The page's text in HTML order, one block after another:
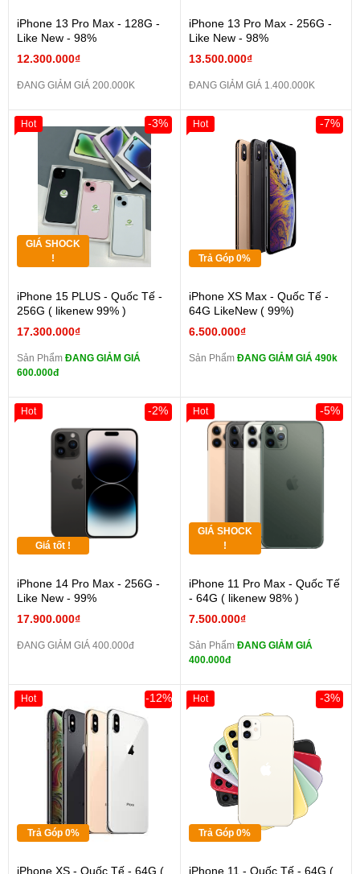
iPhone 13 Pro Max - 128G -
Like New - 98%
12.300.000₫
ĐANG GIẢM GIÁ 200.000K
iPhone 13 Pro Max - 256G -
Like New - 98%
13.500.000₫
ĐANG GIẢM GIÁ 1.400.000K
GIÁ SHOCK
!
iPhone 15 PLUS - Quốc Tế -
256G ( likenew 99% )
17.300.000₫
-3%
Sản Phẩm ĐANG GIẢM GIÁ
600.000đ
Hot
Trả Góp 0%
iPhone XS Max - Quốc Tế -
64G LikeNew ( 99%)
6.500.000₫
-7%
Sản Phẩm ĐANG GIẢM GIÁ 490k
Hot
Giá tốt !
iPhone 14 Pro Max - 256G -
Like New - 99%
17.900.000₫
-2%
ĐANG GIẢM GIÁ 400.000đ
Hot
GIÁ SHOCK
!
iPhone 11 Pro Max - Quốc Tế
- 64G ( likenew 98% )
7.500.000₫
-5%
Sản Phẩm ĐANG GIẢM GIÁ
400.000đ
Hot
Trả Góp 0%
iPhone XS - Quốc Tế - 64G (
-12%
Hot
Trả Góp 0%
iPhone 11 - Quốc Tế - 64G (
-3%
Hot